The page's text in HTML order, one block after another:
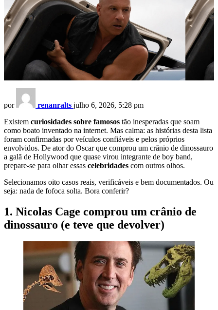
por renanralts julho 6, 2026, 5:28 pm
Existem curiosidades sobre famosos tão inesperadas que soam
como boato inventado na internet. Mas calma: as histórias desta lista
foram confirmadas por veículos confiáveis e pelos próprios
envolvidos. De ator do Oscar que comprou um crânio de dinossauro
a galã de Hollywood que quase virou integrante de boy band,
prepare-se para olhar essas celebridades com outros olhos.
Selecionamos oito casos reais, verificáveis e bem documentados. Ou
seja: nada de fofoca solta. Bora conferir?
1. Nicolas Cage comprou um crânio de
dinossauro (e teve que devolver)